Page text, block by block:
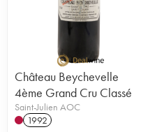
Château Beychevelle
4ème Grand Cru Classé
Saint-Julien AOC
1992